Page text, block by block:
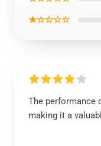
★☆☆☆☆
The performance
making it a